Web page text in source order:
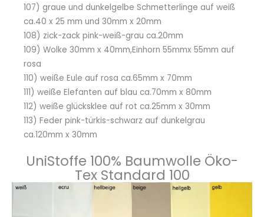
107) graue und dunkelgelbe Schmetterlinge auf weiß
ca.40 x 25 mm und 30mm x 20mm
108) zick-zack pink-weiß-grau ca.20mm
109) Wolke 30mm x 40mm,Einhorn 55mmx 55mm auf
rosa
110) weiße Eule auf rosa ca.65mm x 70mm
111) weiße Elefanten auf blau ca.70mm x 80mm
112) weiße glücksklee auf rot ca.25mm x 30mm
113) Feder pink-türkis-schwarz auf dunkelgrau
ca.120mm x 30mm
UniStoffe 100% Baumwolle Öko-
Tex Standard 100